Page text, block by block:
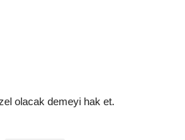
olacak demeyi hak et.